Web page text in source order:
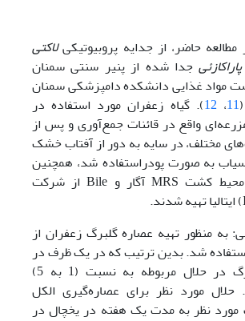
حاضر، از جدایه پروبیوتیکیلاکتی
جدا شده از پنیر سنتی سمنان
مواد غذایی دانشکده دامپزشکی سمنان
11،12). گیاه زعفران مورد استفاده در
واقع در قائنات جمع‌آوری و پس از
مختلف، در سایه به دور از آفتاب خشک
به صورت پودراستفاده شد، همچنین
استارتر ماست، محیط کشت MRS آگار و Bile از شرکت
به منظور تهیه عصاره گلبرگ زعفران از
شد. بدین ترتیب که در یک ظرف در
بسته پودر گلبرگ در حلال مربوطه به نسبت (1 به 5)
حلال مورد نظر برای عصاره‌گیری الکل
مورد نظر به مدت یک هفته در یخچال در